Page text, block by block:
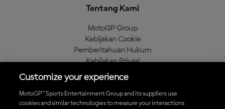
Tentang Kami
MotoGP Group
Kebijakan Cookie
Pemberitahuan Hukum
Kebijakan Privasi
Kebijakan Pembelian
Customize your experience
MotoGP™ Sports Entertainment Group and its suppliers use
cookies and similar technologies to measure your interactions